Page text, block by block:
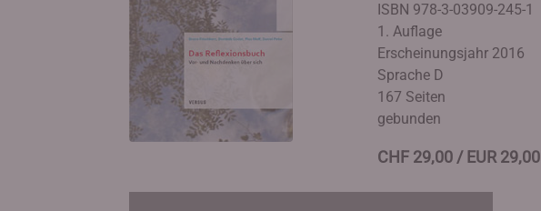
ISBN 978-3-03909-245-1
1. Auflage
Erscheinungsjahr 2016
Sprache D
167 Seiten
gebunden
CHF 29,00 / EUR 29,00